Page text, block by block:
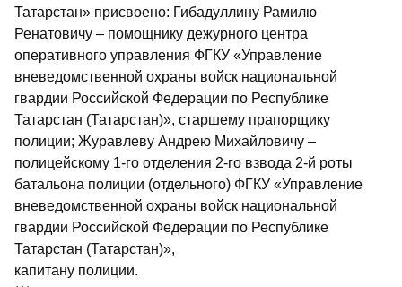
Татарстан» присвоено: Гибадуллину Рамилю
Ренатовичу – помощнику дежурного центра
оперативного управления ФГКУ «Управление
вневедомственной охраны войск национальной
гвардии Российской Федерации по Республике
Татарстан (Татарстан)», старшему прапорщику
полиции; Журавлеву Андрею Михайловичу –
полицейскому 1-го отделения 2-го взвода 2-й роты
батальона полиции (отдельного) ФГКУ «Управление
вневедомственной охраны войск национальной
гвардии Российской Федерации по Республике
Татарстан (Татарстан)»,
капитану полиции.